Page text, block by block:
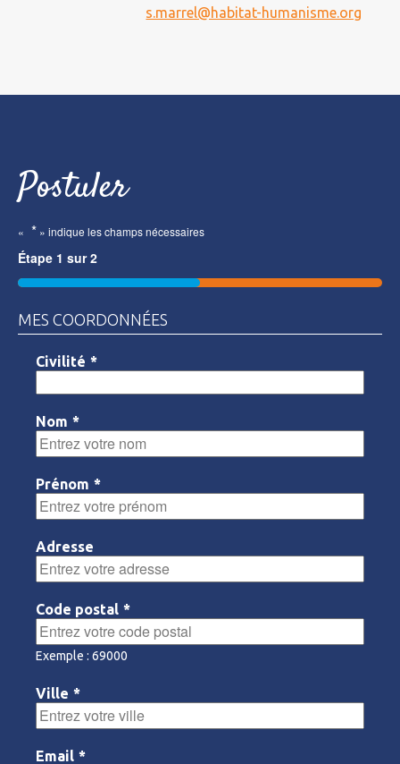
s.marrel@habitat-humanisme.org
Postuler
« * » indique les champs nécessaires
Étape 1 sur2
50%
MES COORDONNÉES
Civilité *
Nom *
Prénom *
Adresse
Code postal *
Exemple : 69000
Ville *
Email *